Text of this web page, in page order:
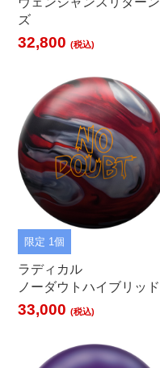
ズ
32,800(税込)
限定 1個
ラディカル
ノーダウトハイブリッド
33,000(税込)